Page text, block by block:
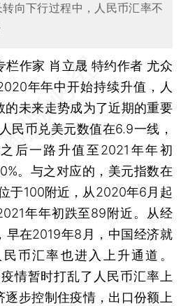
向下行过程中，人民币汇率不
栏作家 肖立晟 特约作者 尤众
年年中开始持续升值，人
的未来走势成为了近期的重要
民币兑美元数值在6.9一线，
后一路升值至2021年年初
。与之对应的，美元指数在
于100附近，从2020年6月起
年年初跌至89附近。从经
早在2019年8月，中国经济就
币汇率也进入上升通道。
情暂时打乱了人民币汇率上
逐步控制住疫情，出口份额上